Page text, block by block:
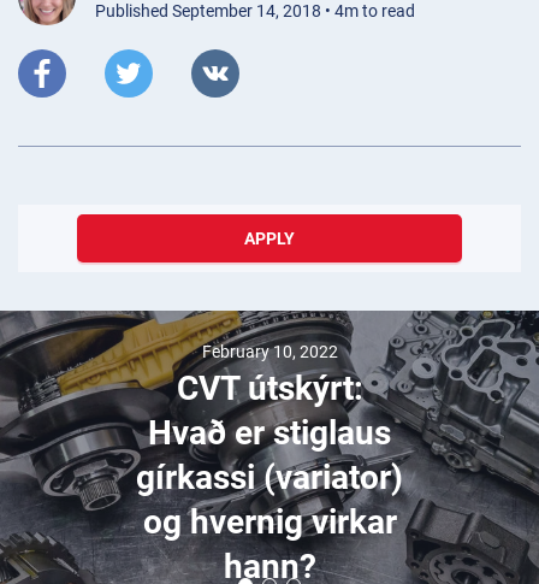
Published September 14, 2018 • 4m to read
APPLY
February 10, 2022
CVT útskýrt:
Hvað er stiglaus
gírkassi (variator)
og hvernig virkar
hann?